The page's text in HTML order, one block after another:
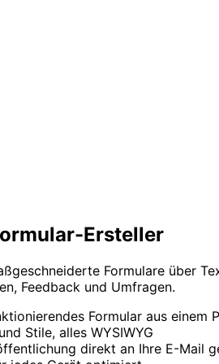
Ersteller
Formulare über
Feedback und Umfragen.
Formular aus
Stile, alles WYSIWYG
direkt an Ihre E-Mail